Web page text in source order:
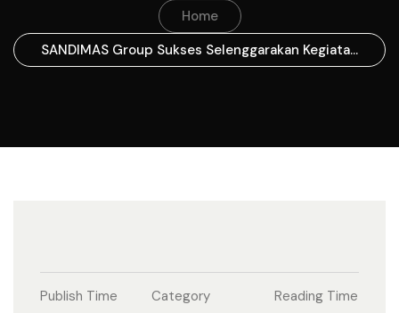
Home
SANDIMAS Group Sukses Selenggarakan Kegiatan
Donor Darah
Publish Time
Category
Reading Time